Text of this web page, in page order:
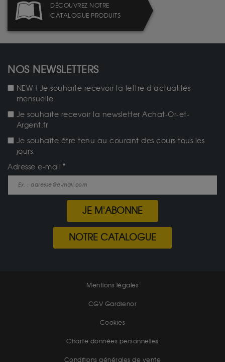
DÉCOUVREZ NOTRE
CATALOGUE PRODUITS
NOS NEWSLETTERS
NEW ! Je souhaite recevoir la lettre d'actualités
mensuelle.
Je souhaite recevoir la newsletter Achat-Or-et-
Argent.fr
Je souhaite être tenu au courant des cours tous les
jours.
Adresse e-mail
JE M'ABONNE
NOTRE CATALOGUE
Mentions légales
CGV Gardienor
Cookies
Charte données personnelles
Conditions générales de vente